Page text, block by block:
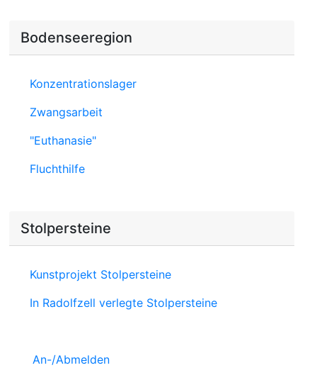
Bodenseeregion
Konzentrationslager
Zwangsarbeit
"Euthanasie"
Fluchthilfe
Stolpersteine
Kunstprojekt Stolpersteine
In Radolfzell verlegte Stolpersteine
An-/Abmelden